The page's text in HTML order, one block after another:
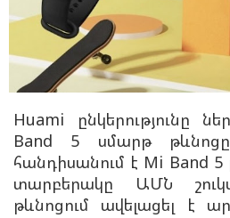
Huami ընկերությունը
Band 5 սմարթ
հանդիսանում է Mi Band
տարբերակը ԱՄՆ
թևնոցում ավելացել է